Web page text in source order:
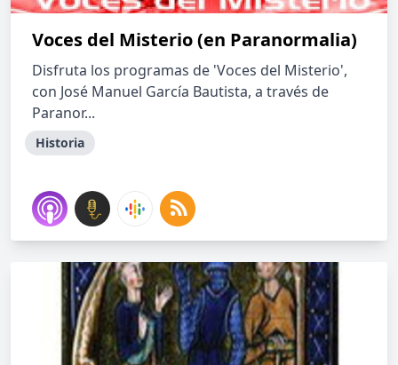
Voces del Misterio (en Paranormalia)
Disfruta los programas de 'Voces del Misterio',
con José Manuel García Bautista, a través de
Paranor...
Historia